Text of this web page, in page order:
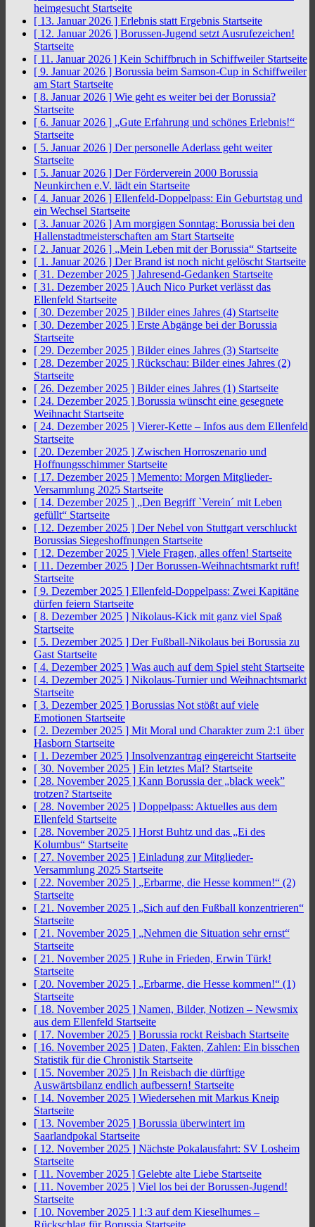
heimgesucht Startseite
[ 13. Januar 2026 ] Erlebnis statt Ergebnis Startseite
[ 12. Januar 2026 ] Borussen-Jugend setzt Ausrufezeichen!
Startseite
[ 11. Januar 2026 ] Kein Schiffbruch in Schiffweiler Startseite
[ 9. Januar 2026 ] Borussia beim Samson-Cup in Schiffweiler
am Start Startseite
[ 8. Januar 2026 ] Wie geht es weiter bei der Borussia?
Startseite
[ 6. Januar 2026 ] „Gute Erfahrung und schönes Erlebnis!“
Startseite
[ 5. Januar 2026 ] Der personelle Aderlass geht weiter
Startseite
[ 5. Januar 2026 ] Der Förderverein 2000 Borussia
Neunkirchen e.V. lädt ein Startseite
[ 4. Januar 2026 ] Ellenfeld-Doppelpass: Ein Geburtstag und
ein Wechsel Startseite
[ 3. Januar 2026 ] Am morgigen Sonntag: Borussia bei den
Hallenstadtmeisterschaften am Start Startseite
[ 2. Januar 2026 ] „Mein Leben mit der Borussia“ Startseite
[ 1. Januar 2026 ] Der Brand ist noch nicht gelöscht Startseite
[ 31. Dezember 2025 ] Jahresend-Gedanken Startseite
[ 31. Dezember 2025 ] Auch Nico Purket verlässt das
Ellenfeld Startseite
[ 30. Dezember 2025 ] Bilder eines Jahres (4) Startseite
[ 30. Dezember 2025 ] Erste Abgänge bei der Borussia
Startseite
[ 29. Dezember 2025 ] Bilder eines Jahres (3) Startseite
[ 28. Dezember 2025 ] Rückschau: Bilder eines Jahres (2)
Startseite
[ 26. Dezember 2025 ] Bilder eines Jahres (1) Startseite
[ 24. Dezember 2025 ] Borussia wünscht eine gesegnete
Weihnacht Startseite
[ 24. Dezember 2025 ] Vierer-Kette – Infos aus dem Ellenfeld
Startseite
[ 20. Dezember 2025 ] Zwischen Horroszenario und
Hoffnungsschimmer Startseite
[ 17. Dezember 2025 ] Memento: Morgen Mitglieder-
Versammlung 2025 Startseite
[ 14. Dezember 2025 ] „Den Begriff `Verein´ mit Leben
gefüllt“ Startseite
[ 12. Dezember 2025 ] Der Nebel von Stuttgart verschluckt
Borussias Siegeshoffnungen Startseite
[ 12. Dezember 2025 ] Viele Fragen, alles offen! Startseite
[ 11. Dezember 2025 ] Der Borussen-Weihnachtsmarkt ruft!
Startseite
[ 9. Dezember 2025 ] Ellenfeld-Doppelpass: Zwei Kapitäne
dürfen feiern Startseite
[ 8. Dezember 2025 ] Nikolaus-Kick mit ganz viel Spaß
Startseite
[ 5. Dezember 2025 ] Der Fußball-Nikolaus bei Borussia zu
Gast Startseite
[ 4. Dezember 2025 ] Was auch auf dem Spiel steht Startseite
[ 4. Dezember 2025 ] Nikolaus-Turnier und Weihnachtsmarkt
Startseite
[ 3. Dezember 2025 ] Borussias Not stößt auf viele
Emotionen Startseite
[ 2. Dezember 2025 ] Mit Moral und Charakter zum 2:1 über
Hasborn Startseite
[ 1. Dezember 2025 ] Insolvenzantrag eingereicht Startseite
[ 30. November 2025 ] Ein letztes Mal? Startseite
[ 28. November 2025 ] Kann Borussia der „black week”
trotzen? Startseite
[ 28. November 2025 ] Doppelpass: Aktuelles aus dem
Ellenfeld Startseite
[ 28. November 2025 ] Horst Buhtz und das „Ei des
Kolumbus“ Startseite
[ 27. November 2025 ] Einladung zur Mitglieder-
Versammlung 2025 Startseite
[ 22. November 2025 ] „Erbarme, die Hesse kommen!“ (2)
Startseite
[ 21. November 2025 ] „Sich auf den Fußball konzentrieren“
Startseite
[ 21. November 2025 ] „Nehmen die Situation sehr ernst“
Startseite
[ 21. November 2025 ] Ruhe in Frieden, Erwin Türk!
Startseite
[ 20. November 2025 ] „Erbarme, die Hesse kommen!“ (1)
Startseite
[ 18. November 2025 ] Namen, Bilder, Notizen – Newsmix
aus dem Ellenfeld Startseite
[ 17. November 2025 ] Borussia rockt Reisbach Startseite
[ 16. November 2025 ] Daten, Fakten, Zahlen: Ein bisschen
Statistik für die Chronistik Startseite
[ 15. November 2025 ] In Reisbach die dürftige
Auswärtsbilanz endlich aufbessern! Startseite
[ 14. November 2025 ] Wiedersehen mit Markus Kneip
Startseite
[ 13. November 2025 ] Borussia überwintert im
Saarlandpokal Startseite
[ 12. November 2025 ] Nächste Pokalausfahrt: SV Losheim
Startseite
[ 11. November 2025 ] Gelebte alte Liebe Startseite
[ 11. November 2025 ] Viel los bei der Borussen-Jugend!
Startseite
[ 10. November 2025 ] 1:3 auf dem Kieselhumes –
Rückschlag für Borussia Startseite